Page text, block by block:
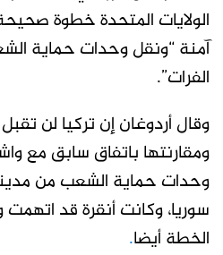
الولايات المتحدة خطوة
آمنة “ونقل وحدات حماية
الفرات”.
وقال أردوغان إن تركيا لن
ومقارنتها باتفاق سابق مع
وحدات حماية الشعب من
سوريا، وكانت أنقرة قد
الخطة أيضا.